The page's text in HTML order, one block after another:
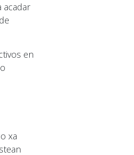
acadar
en
xa